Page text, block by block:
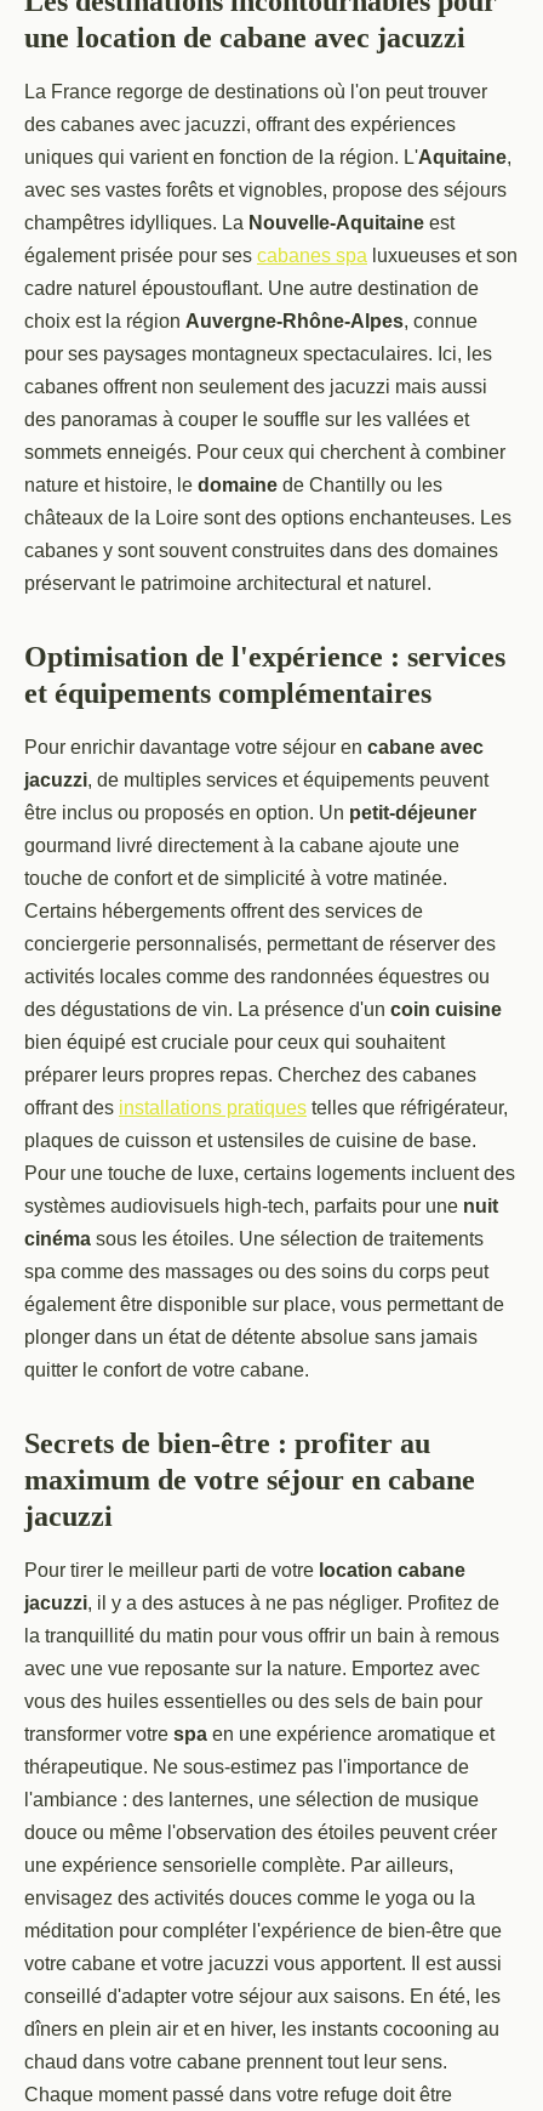
une location de cabane avec jacuzzi
La France regorge de destinations où l'on peut trouver
des cabanes avec jacuzzi, offrant des expériences
uniques qui varient en fonction de la région. L'Aquitaine,
avec ses vastes forêts et vignobles, propose des séjours
champêtres idylliques. La Nouvelle-Aquitaine est
également prisée pour ses cabanes spa luxueuses et son
cadre naturel époustouflant. Une autre destination de
choix est la région Auvergne-Rhône-Alpes, connue
pour ses paysages montagneux spectaculaires. Ici, les
cabanes offrent non seulement des jacuzzi mais aussi
des panoramas à couper le souffle sur les vallées et
sommets enneigés. Pour ceux qui cherchent à combiner
nature et histoire, le domaine de Chantilly ou les
châteaux de la Loire sont des options enchanteuses. Les
cabanes y sont souvent construites dans des domaines
préservant le patrimoine architectural et naturel.
Optimisation de l'expérience : services
et équipements complémentaires
Pour enrichir davantage votre séjour en cabane avec
jacuzzi, de multiples services et équipements peuvent
être inclus ou proposés en option. Un petit-déjeuner
gourmand livré directement à la cabane ajoute une
touche de confort et de simplicité à votre matinée.
Certains hébergements offrent des services de
conciergerie personnalisés, permettant de réserver des
activités locales comme des randonnées équestres ou
des dégustations de vin. La présence d'un coin cuisine
bien équipé est cruciale pour ceux qui souhaitent
préparer leurs propres repas. Cherchez des cabanes
offrant des installations pratiques telles que réfrigérateur,
plaques de cuisson et ustensiles de cuisine de base.
Pour une touche de luxe, certains logements incluent des
systèmes audiovisuels high-tech, parfaits pour une nuit
cinéma sous les étoiles. Une sélection de traitements
spa comme des massages ou des soins du corps peut
également être disponible sur place, vous permettant de
plonger dans un état de détente absolue sans jamais
quitter le confort de votre cabane.
Secrets de bien-être : profiter au
maximum de votre séjour en cabane
jacuzzi
Pour tirer le meilleur parti de votre location cabane
jacuzzi, il y a des astuces à ne pas négliger. Profitez de
la tranquillité du matin pour vous offrir un bain à remous
avec une vue reposante sur la nature. Emportez avec
vous des huiles essentielles ou des sels de bain pour
transformer votre spa en une expérience aromatique et
thérapeutique. Ne sous-estimez pas l'importance de
l'ambiance : des lanternes, une sélection de musique
douce ou même l'observation des étoiles peuvent créer
une expérience sensorielle complète. Par ailleurs,
envisagez des activités douces comme le yoga ou la
méditation pour compléter l'expérience de bien-être que
votre cabane et votre jacuzzi vous apportent. Il est aussi
conseillé d'adapter votre séjour aux saisons. En été, les
dîners en plein air et en hiver, les instants cocooning au
chaud dans votre cabane prennent tout leur sens.
Chaque moment passé dans votre refuge doit être